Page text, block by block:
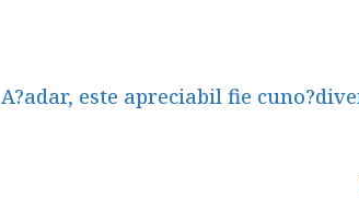
A?adar, este apreciabil fie